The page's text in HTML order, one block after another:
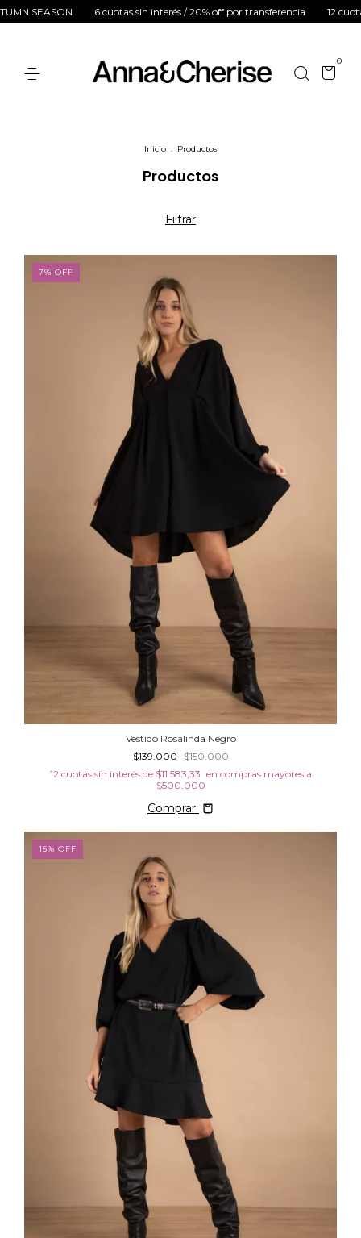
/ 20% off por transferencia 12 cuotas sin interés en compras mayores
0
Inicio . Productos
Productos
Filtrar
7% OFF
Vestido Rosalinda Negro
$139.000 $150.000
12 cuotas sin interés de $11.583,33
Comprar
15% OFF